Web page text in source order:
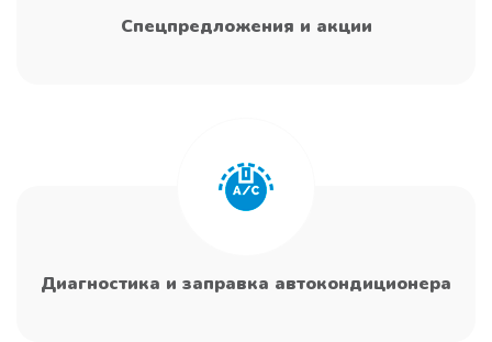
Спецпредложения и акции
Диагностика и заправка автокондиционера